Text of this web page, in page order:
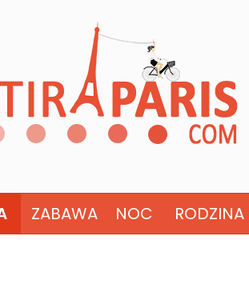
ZABAWA NOC RODZINA